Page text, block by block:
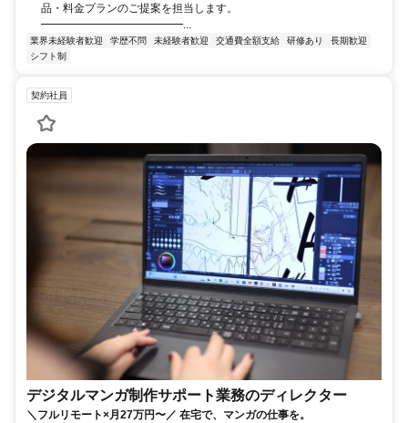
品・料金プランのご提案を担当します。
━━━━━━━━━━━━━...
業界未経験者歓迎 学歴不問 未経験者歓迎 交通費全額支給 研修あり
長期歓迎
シフト制
契約社員
デジタルマンガ制作サポート業務のディレクター
＼フルリモート×月27万円〜／ 在宅で、マンガの仕事を。